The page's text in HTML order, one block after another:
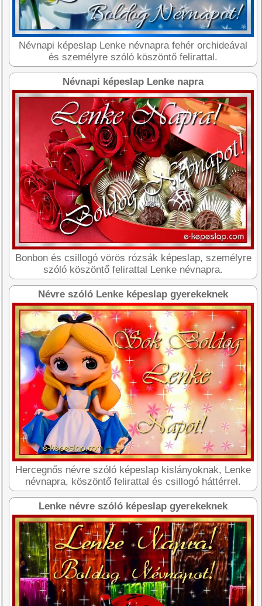
Névnapi képeslap Lenke névnapra fehér orchideával
és személyre szóló köszöntő felirattal.
Névnapi képeslap Lenke napra
Bonbon és csillogó vörös rózsák képeslap, személyre
szóló köszöntő felirattal Lenke névnapra.
Névre szóló Lenke képeslap gyerekeknek
Hercegnős névre szóló képeslap kislányoknak, Lenke
névnapra, köszöntő felirattal és csillogó háttérrel.
Lenke névre szóló képeslap gyerekeknek